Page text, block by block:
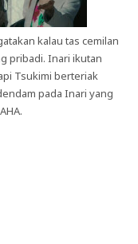
kalau tas cemilan
pribadi. Inari ikutan
Tsukimi berteriak
pada Inari yang